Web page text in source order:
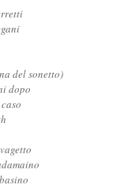
del sonetto)
dopo